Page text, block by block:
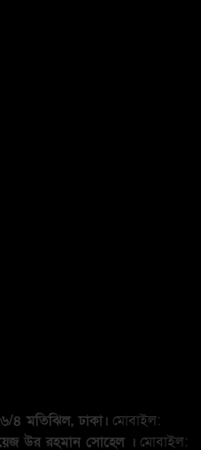
৪ মতিঝিল, ঢাকা। মোবাইল:
উর রহমান সোহেল । মোবাইল: